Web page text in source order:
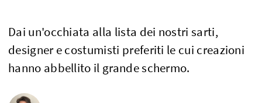
Dai un'occhiata alla lista dei nostri sarti,
designer e costumisti preferiti le cui creazioni
hanno abbellito il grande schermo.